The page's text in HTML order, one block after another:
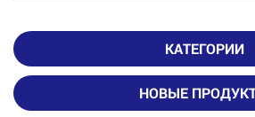
КАТЕГОРИИ
НОВЫЕ